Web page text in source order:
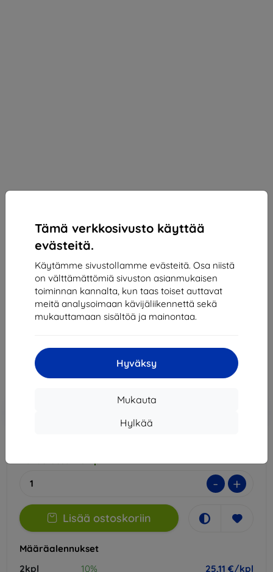
Tämä verkkosivusto käyttää
evästeitä.
Käytämme sivustollamme evästeitä. Osa niistä
on välttämättömiä sivuston asianmukaisen
toiminnan kannalta, kun taas toiset auttavat
meitä analysoimaan kävijäliikennettä sekä
mukauttamaan sisältöä ja mainontaa.
Hyväksy
Mukauta
Hylkää
3mk Paper Feeling Protective film for Lenovo Tab
K11 Gen 2
Lenovo Tab K11
25,11 €
Hinta ilman ALV:tä
Alennus kupongilla
- +
Lisää ostoskoriin
Määräalennukset
2kpl
10% 25,11 €/kpl